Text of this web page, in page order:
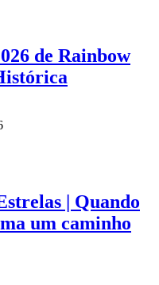
de Rainbow
| Quando
um caminho